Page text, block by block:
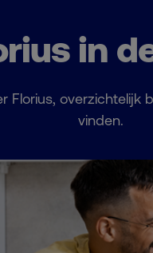
in
Florius, overzichtelijk
vinden.